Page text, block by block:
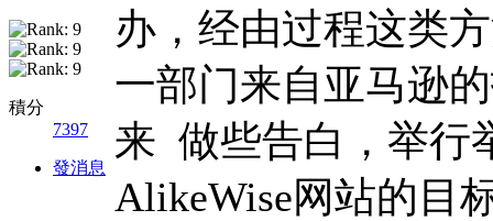
積分
7397
發消息
办，经由过程这类
一部门来自亚马逊
来 做些告白，举行
AlikeWise网站的目